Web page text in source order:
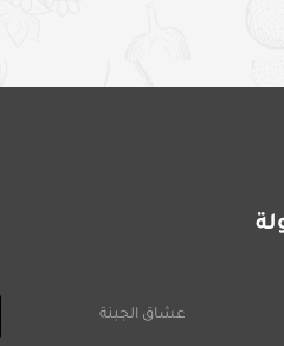
عشاق الجبنة